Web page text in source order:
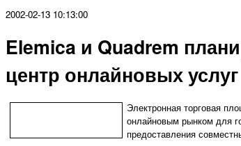
2002-02-13 10:13:00
Elemica и Quadrem
центр онлайновых услуг
Электронная торговая
онлайновым рынком для
предоставления